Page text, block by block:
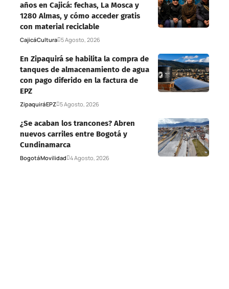
años en Cajicá: fechas, La Mosca y
1280 Almas, y cómo acceder gratis
con material reciclable
CajicáCultura 5 Agosto, 2026
En Zipaquirá se habilita la compra de
tanques de almacenamiento de agua
con pago diferido en la factura de
EPZ
ZipaquiráEPZ 5 Agosto, 2026
¿Se acaban los trancones? Abren
nuevos carriles entre Bogotá y
Cundinamarca
BogotáMovilidad 4 Agosto, 2026